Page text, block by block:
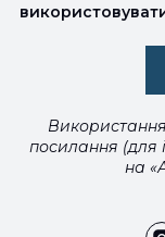
посилання (для
на